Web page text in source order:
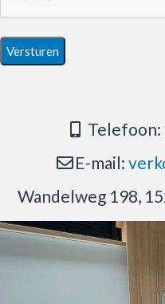
Telefoon:
E-mail:
Wandelweg 198,